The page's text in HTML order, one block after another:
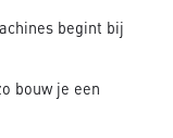
begint bij
bouw je een